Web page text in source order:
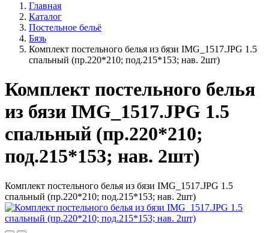
Главная
Каталог
Постельное бельё
Бязь
Комплект постельного белья из бязи IMG_1517.JPG 1.5
спальный (пр.220*210; под.215*153; нав. 2шт)
Комплект постельного белья
из бязи IMG_1517.JPG 1.5
спальный (пр.220*210;
под.215*153; нав. 2шт)
Комплект постельного белья из бязи IMG_1517.JPG 1.5
спальный (пр.220*210; под.215*153; нав. 2шт)